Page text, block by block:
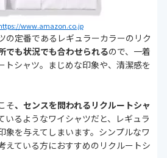
www.amazon.co.jp
の定番であるレギュラーカラーのリク
でも状況でも合わせられるので、一着
トシャツ。まじめな印象や、清潔感を
そ、センスを問われるリクルートシャ
いるようなワイシャツだと、レギュラ
象を与えてしまいます。シンプルなワ
えている方におすすめのリクルートシ